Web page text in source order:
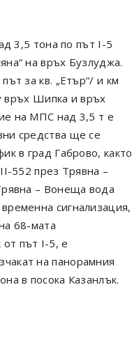
3,5 тона по път I-5
на връх Бузлуджа.
за кв. „Етър“/ и км
връх Шипка и връх
на МПС над 3,5 т е
средства ще се
в град Габрово, както
552 през Трявна –
– Вонеща вода
сигнализация,
68-мата
от път I-5, е
на панорамния
в посока Казанлък.